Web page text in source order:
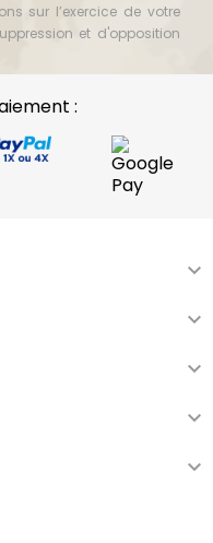
sur l’exercice de votre
et d'opposition
:




